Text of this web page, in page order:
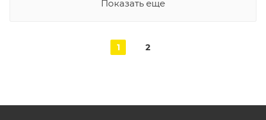
Показать еще
1 2